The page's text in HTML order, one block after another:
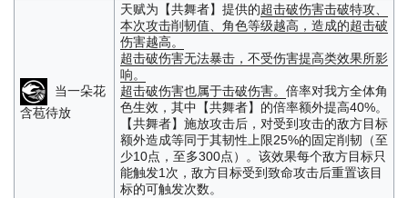
当一朵花
含苞待放
天赋为【共舞者】提供的超击破伤害击破特攻、
本次攻击削韧值、角色等级越高，造成的超击破
伤害越高。
超击破伤害无法暴击，不受伤害提高类效果所影
响。
超击破伤害也属于击破伤害。 倍率对我方全体角
色生效，其中【共舞者】的倍率额外提高40%。
【共舞者】施放攻击后，对受到攻击的敌方目标
额外造成等同于其韧性上限25%的固定削韧（至
少10点，至多300点）。该效果每个敌方目标只
能触发1次，敌方目标受到致命攻击后重置该目
标的可触发次数。